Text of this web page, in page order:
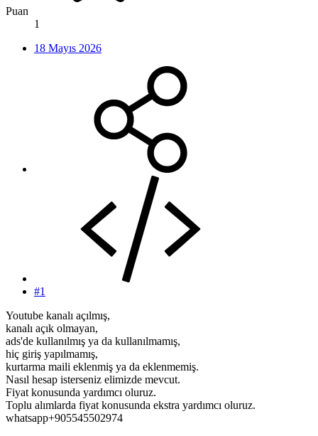
Puan
1
18 Mayıs 2026
#1
Youtube kanalı açılmış,
kanalı açık olmayan,
ads'de kullanılmış ya da kullanılmamış,
hiç giriş yapılmamış,
kurtarma maili eklenmiş ya da eklenmemiş.
Nasıl hesap isterseniz elimizde mevcut.
Fiyat konusunda yardımcı oluruz.
Toplu alımlarda fiyat konusunda ekstra yardımcı oluruz.
whatsapp+905545502974